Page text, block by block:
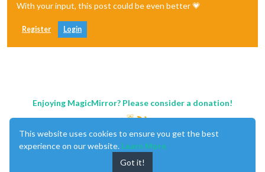
With your input, this post could be even better 💗
Register Login
Enjoying MagicMirror? Please consider a donation!
This website uses cookies to ensure you get the best
experience on our website. Learn More
Got it!